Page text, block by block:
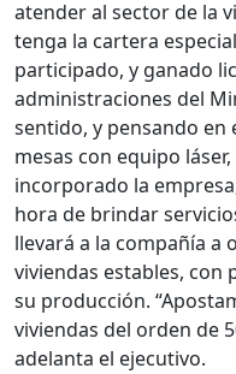
atender al sector de la
tenga la cartera
participado, y ganado
administraciones del
sentido, y pensando
mesas con equipo
incorporado la
hora de brindar
llevará a la compañía a
viviendas estables, con
su producción.
viviendas del orden de
adelanta el ejecutivo.